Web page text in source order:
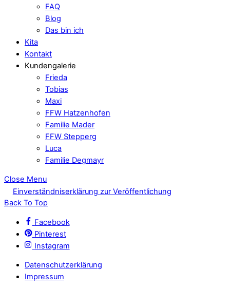
FAQ
Blog
Das bin ich
Kita
Kontakt
Kundengalerie
Frieda
Tobias
Maxi
FFW Hatzenhofen
Familie Mader
FFW Stepperg
Luca
Familie Degmayr
Close Menu
Einverständniserklärung zur Veröffentlichung
Back To Top
Facebook
Pinterest
Instagram
Datenschutzerklärung
Impressum